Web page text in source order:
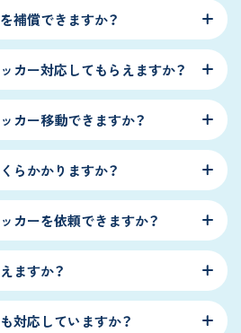
補償できますか？
カー対応してもらえますか？
カー移動できますか？
らかかりますか？
カーを依頼できますか？
ますか？
対応していますか？